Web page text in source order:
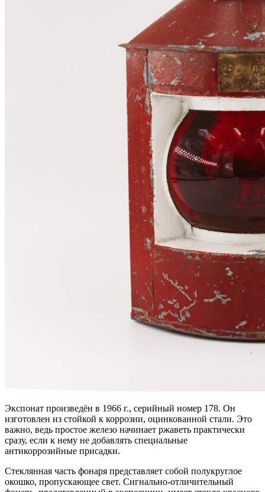
Экспонат произведён в 1966 г., серийный номер 178. Он
изготовлен из стойкой к коррозии, оцинкованной стали. Это
важно, ведь простое железо начинает ржаветь практически
сразу, если к нему не добавлять специальные
антикоррозийные присадки.
Стеклянная часть фонаря представляет собой полукруглое
окошко, пропускающее свет. Сигнально-отличительный